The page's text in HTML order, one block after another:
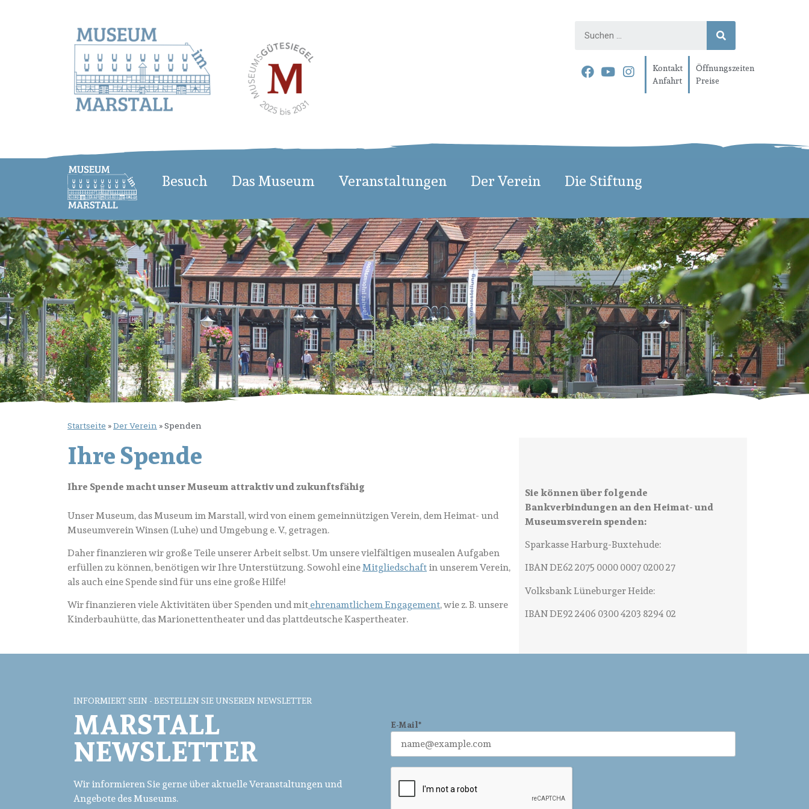
Kontakt
Anfahrt
Öffnungszeiten
Preise
Besuch Das Museum Veranstaltungen Der Verein Die Stiftung
Startseite »Der Verein »Spenden
Ihre Spende
Ihre Spende macht unser Museum attraktiv und zukunftsfähig
Unser Museum, das Museum im Marstall, wird von einem gemeinnützigen Verein, dem Heimat- und
Museumverein Winsen (Luhe) und Umgebung e. V., getragen.
Daher finanzieren wir große Teile unserer Arbeit selbst. Um unsere vielfältigen musealen Aufgaben
erfüllen zu können, benötigen wir Ihre Unterstützung. Sowohl eineMitgliedschaftin unserem Verein,
als auch eine Spende sind für uns eine große Hilfe!
Wir finanzieren viele Aktivitäten über Spenden und mitehrenamtlichem Engagement, wie z. B. unsere
Kinderbauhütte, das Marionettentheater und das plattdeutsche Kaspertheater.
Sie können über folgende
Bankverbindungen an den Heimat- und
Museumsverein spenden:
Sparkasse Harburg-Buxtehude:
IBAN DE62 2075 0000 0007 0200 27
Volksbank Lüneburger Heide:
IBAN DE92 2406 0300 4203 8294 02
INFORMIERT SEIN - BESTELLEN SIE UNSEREN NEWSLETTER
MARSTALL
NEWSLETTER
Wir informieren Sie gerne über aktuelle Veranstaltungen und
Angebote des Museums.
E-Mail*